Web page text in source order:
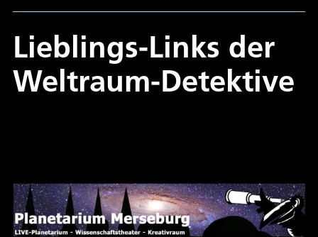
Lieblings-Links der
Weltraum-Detektive